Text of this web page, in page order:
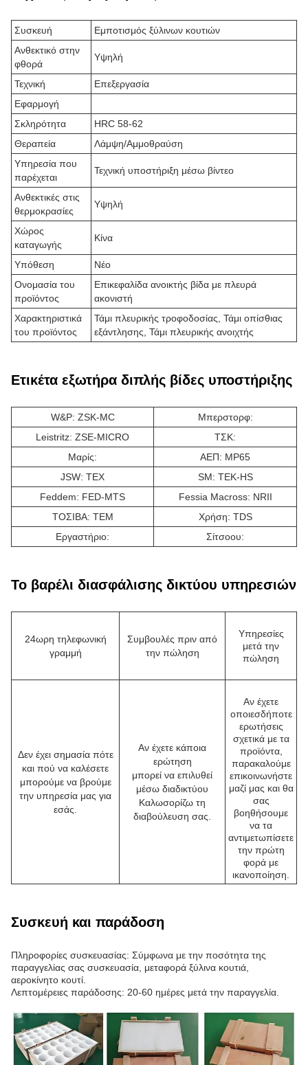
Συσκευή
Εμποτισμός ξύλινων κουτιών
Ανθεκτικό στην
φθορά
Υψηλή
Τεχνική
Επεξεργασία
Εφαρμογή
Σκληρότητα
HRC 58-62
Θεραπεία
Λάμψη/Αμμοθραύση
Υπηρεσία που
παρέχεται
Τεχνική υποστήριξη μέσω βίντεο
Ανθεκτικές στις
θερμοκρασίες
Υψηλή
Χώρος
καταγωγής
Κίνα
Υπόθεση
Νέο
Ονομασία του
προϊόντος
Επικεφαλίδα ανοικτής βίδα με πλευρά
ακονιστή
Χαρακτηριστικά
του προϊόντος
Τάμι πλευρικής τροφοδοσίας, Τάμι οπίσθιας
εξάντλησης, Τάμι πλευρικής ανοιχτής
Ετικέτα εξωτήρα διπλής βίδες υποστήριξης
W&P: ZSK-MC
Μπερστορφ:
Leistritz: ZSE-MICRO
ΤΣΚ:
Μαρίς:
ΑΕΠ: MP65
JSW: TEX
SM: TEK-HS
Feddem: FED-MTS
Fessia Macross: NRII
ΤΟΣΙΒΑ: ΤΕΜ
Χρήση: TDS
Εργαστήριο:
Σίτσοου:
Το βαρέλι διασφάλισης δικτύου υπηρεσιών
24ωρη τηλεφωνική
γραμμή
Συμβουλές πριν από
την πώληση
Υπηρεσίες
μετά την
πώληση
Δεν έχει σημασία πότε
και πού να καλέσετε
μπορούμε να βρούμε
την υπηρεσία μας για
εσάς.
Αν έχετε κάποια
ερώτηση
μπορεί να επιλυθεί
μέσω διαδικτύου
Καλωσορίζω τη
διαβούλευση σας.
Αν έχετε
οποιεσδήποτε
ερωτήσεις
σχετικά με τα
προϊόντα,
παρακαλούμε
επικοινωνήστε
μαζί μας και θα
σας
βοηθήσουμε
να τα
αντιμετωπίσετε
την πρώτη
φορά με
ικανοποίηση.
Συσκευή και παράδοση
Πληροφορίες συσκευασίας: Σύμφωνα με την ποσότητα της
παραγγελίας σας συσκευασία, μεταφορά ξύλινα κουτιά,
αεροκίνητο κουτί.
Λεπτομέρειες παράδοσης: 20-60 ημέρες μετά την παραγγελία.